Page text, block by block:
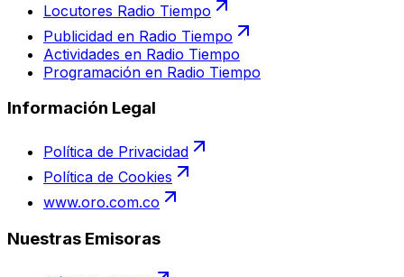
Locutores Radio Tiempo
Publicidad en Radio Tiempo
Actividades en Radio Tiempo
Programación en Radio Tiempo
Información Legal
Política de Privacidad
Política de Cookies
www.oro.com.co
Nuestras Emisoras